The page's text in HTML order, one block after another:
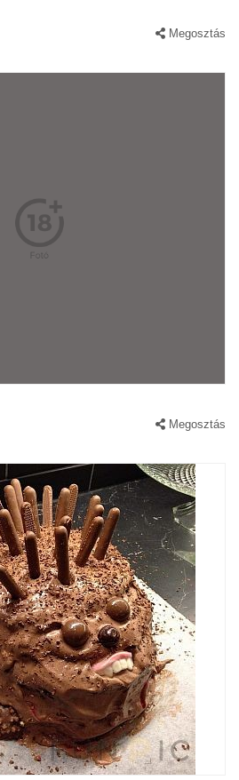
Megosztás
Megosztás